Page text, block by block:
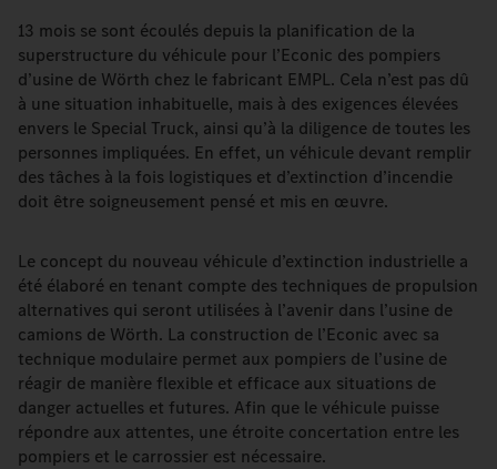
13 mois se sont écoulés depuis la planification de la
superstructure du véhicule pour l’Econic des pompiers
d’usine de Wörth chez le fabricant EMPL. Cela n’est pas dû
à une situation inhabituelle, mais à des exigences élevées
envers le Special Truck, ainsi qu’à la diligence de toutes les
personnes impliquées. En effet, un véhicule devant remplir
des tâches à la fois logistiques et d’extinction d’incendie
doit être soigneusement pensé et mis en œuvre.
Le concept du nouveau véhicule d’extinction industrielle a
été élaboré en tenant compte des techniques de propulsion
alternatives qui seront utilisées à l’avenir dans l’usine de
camions de Wörth. La construction de l’Econic avec sa
technique modulaire permet aux pompiers de l’usine de
réagir de manière flexible et efficace aux situations de
danger actuelles et futures. Afin que le véhicule puisse
répondre aux attentes, une étroite concertation entre les
pompiers et le carrossier est nécessaire.